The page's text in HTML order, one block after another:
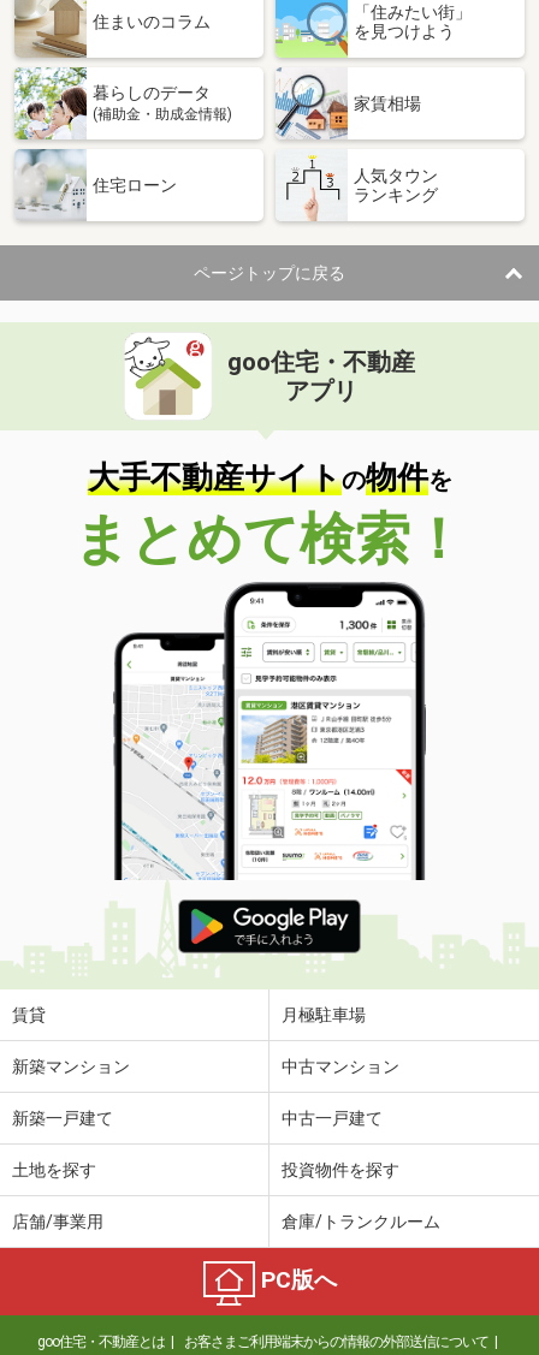
住まいのコラム
「住みたい街」
を見つけよう
暮らしのデータ
(補助金・助成金情報)
家賃相場
住宅ローン
人気タウン
ランキング
ページトップに戻る
goo住宅・不動産
アプリ
大手不動産サイトの物件を
まとめて検索！
賃貸 月極駐車場
新築マンション 中古マンション
新築一戸建て 中古一戸建て
土地を探す 投資物件を探す
店舗/事業用 倉庫/トランクルーム
PC版へ
goo住宅・不動産とは お客さまご利用端末からの情報の外部送信について